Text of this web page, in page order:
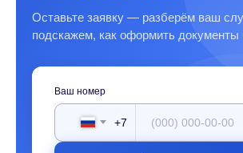
Оставьте заявку — разберём ваш
подскажем, как оформить документы
Ваш номер
+7